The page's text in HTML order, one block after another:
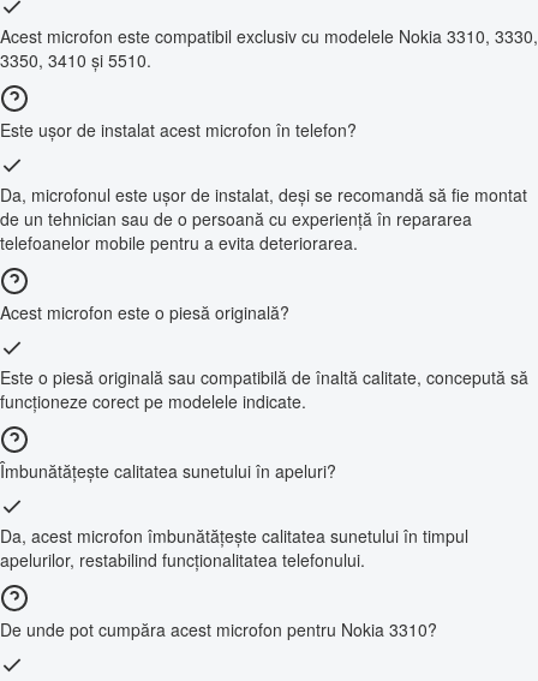
Acest microfon este compatibil exclusiv cu modelele Nokia 3310, 3330,
3350, 3410 și 5510.
Este ușor de instalat acest microfon în telefon?
Da, microfonul este ușor de instalat, deși se recomandă să fie montat
de un tehnician sau de o persoană cu experiență în repararea
telefoanelor mobile pentru a evita deteriorarea.
Acest microfon este o piesă originală?
Este o piesă originală sau compatibilă de înaltă calitate, concepută să
funcționeze corect pe modelele indicate.
Îmbunătățește calitatea sunetului în apeluri?
Da, acest microfon îmbunătățește calitatea sunetului în timpul
apelurilor, restabilind funcționalitatea telefonului.
De unde pot cumpăra acest microfon pentru Nokia 3310?